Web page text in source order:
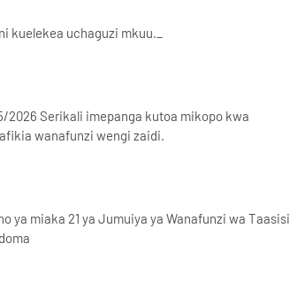
kuelekea uchaguzi mkuu._
2026 Serikali imepanga kutoa mikopo kwa
wanafunzi wengi zaidi.
ya miaka 21 ya Jumuiya ya Wanafunzi wa Taasisi